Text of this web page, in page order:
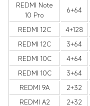
REDMI Note
10 Pro
6+64
REDMI 12C 4+128
REDMI 12C
3+64
REDMI 10C
4+64
REDMI 10C
3+64
REDMI 9A
2+32
REDMI A2
2+32